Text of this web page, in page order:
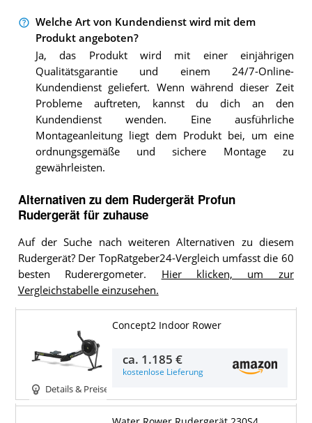
Welche Art von Kundendienst wird mit dem
Produkt angeboten?
Ja, das Produkt wird mit einer einjährigen
Qualitätsgarantie und einem 24/7-Online-
Kundendienst geliefert. Wenn während dieser Zeit
Probleme auftreten, kannst du dich an den
Kundendienst wenden. Eine ausführliche
Montageanleitung liegt dem Produkt bei, um eine
ordnungsgemäße und sichere Montage zu
gewährleisten.
Alternativen zu dem Rudergerät Profun
Rudergerät für zuhause
Auf der Suche nach weiteren Alternativen zu diesem
Rudergerät? Der TopRatgeber24-Vergleich umfasst die 60
besten Ruderergometer. Hier klicken, um zur
Vergleichstabelle einzusehen.
Details & Preise
Concept2 Indoor Rower
ca. 1.185 €
kostenlose Lieferung